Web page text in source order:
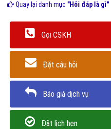
Quay lại danh mục "Hỏi đáp là gì"
Gọi CSKH
Đặt câu hỏi
Báo giá dịch vụ
Đặt lịch hẹn